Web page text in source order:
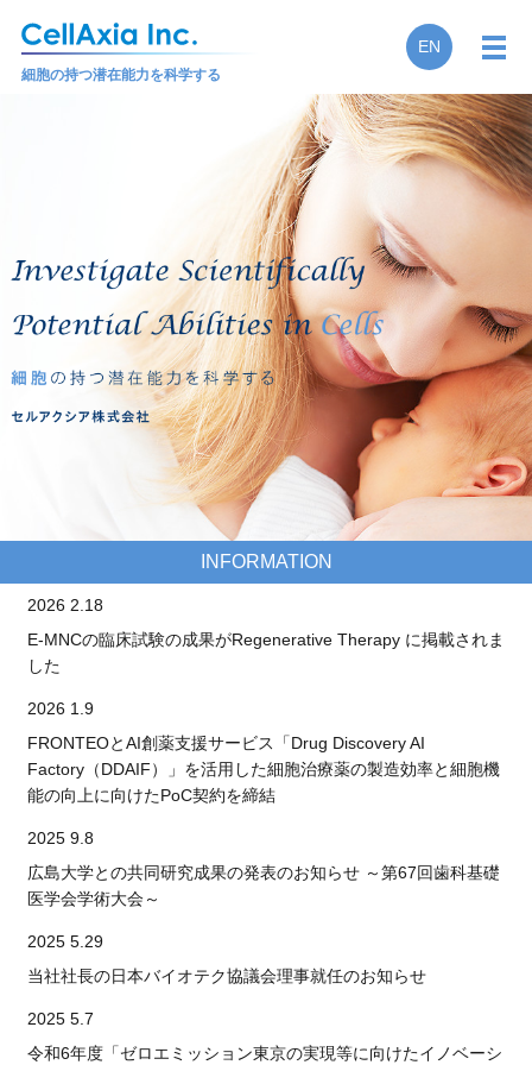
細胞の持つ潜在能力を科学する
メ
EN
INFORMATION
2026 2.18
E-MNCの臨床試験の成果がRegenerative Therapy に掲載されま
した
2026 1.9
FRONTEOとAI創薬支援サービス「Drug Discovery AI
Factory（DDAIF）」を活用した細胞治療薬の製造効率と細胞機
能の向上に向けたPoC契約を締結
2025 9.8
広島大学との共同研究成果の発表のお知らせ ～第67回歯科基礎
医学会学術大会～
2025 5.29
当社社長の日本バイオテク協議会理事就任のお知らせ
2025 5.7
令和6年度「ゼロエミッション東京の実現等に向けたイノベーシ